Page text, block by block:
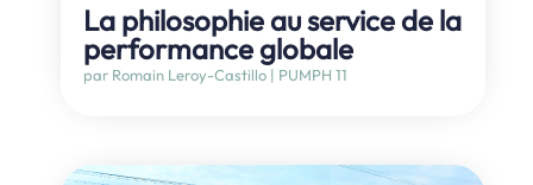
La philosophie au service de la
performance globale
par Romain Leroy-Castillo | PUMPH 11